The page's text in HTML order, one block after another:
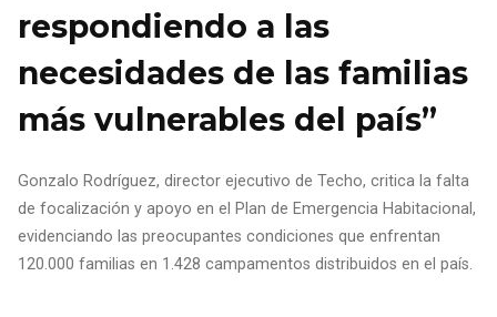
respondiendo a las
necesidades de las familias
más vulnerables del país”
Gonzalo Rodríguez, director ejecutivo de Techo, critica la falta
de focalización y apoyo en el Plan de Emergencia Habitacional,
evidenciando las preocupantes condiciones que enfrentan
120.000 familias en 1.428 campamentos distribuidos en el país.